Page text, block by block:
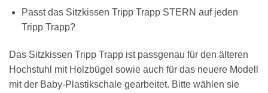
Passt das Sitzkissen Tripp Trapp STERN auf jeden
Tripp Trapp?
Das Sitzkissen Tripp Trapp ist passgenau für den älteren
Hochstuhl mit Holzbügel sowie auch für das neuere Modell
mit der Baby-Plastikschale gearbeitet. Bitte wählen sie